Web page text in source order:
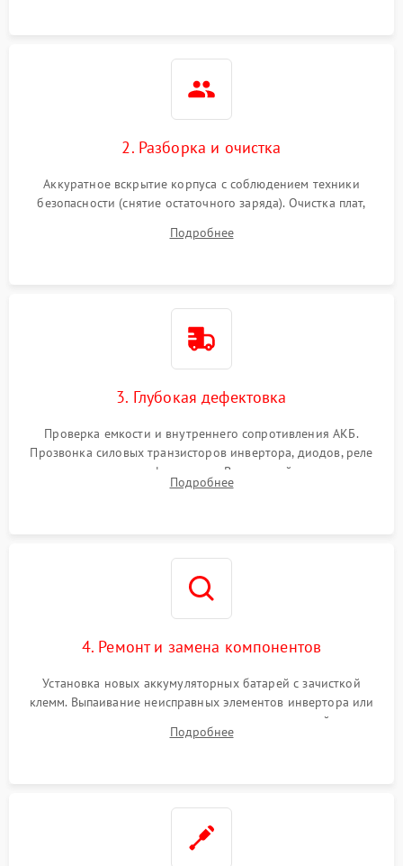
2. Разборка и очистка
Аккуратное вскрытие корпуса с соблюдением техники
безопасности (снятие остаточного заряда). Очистка плат,
и кистей для предотвращения перегрева и замыканий.
Подробнее
3. Глубокая дефектовка
Проверка емкости и внутреннего сопротивления АКБ.
Прозвонка силовых транзисторов инвертора, диодов, реле
переключения и трансформатора. Визуальный поиск вздутых
конденсаторов и прогаров на печатной плате.
Подробнее
4. Ремонт и замена компонентов
Установка новых аккумуляторных батарей с зачисткой
клемм. Выпаивание неисправных элементов инвертора или
цепи зарядки и монтаж новых радиодеталей.
Восстановление поврежденных токоведущих дорожек и
Подробнее